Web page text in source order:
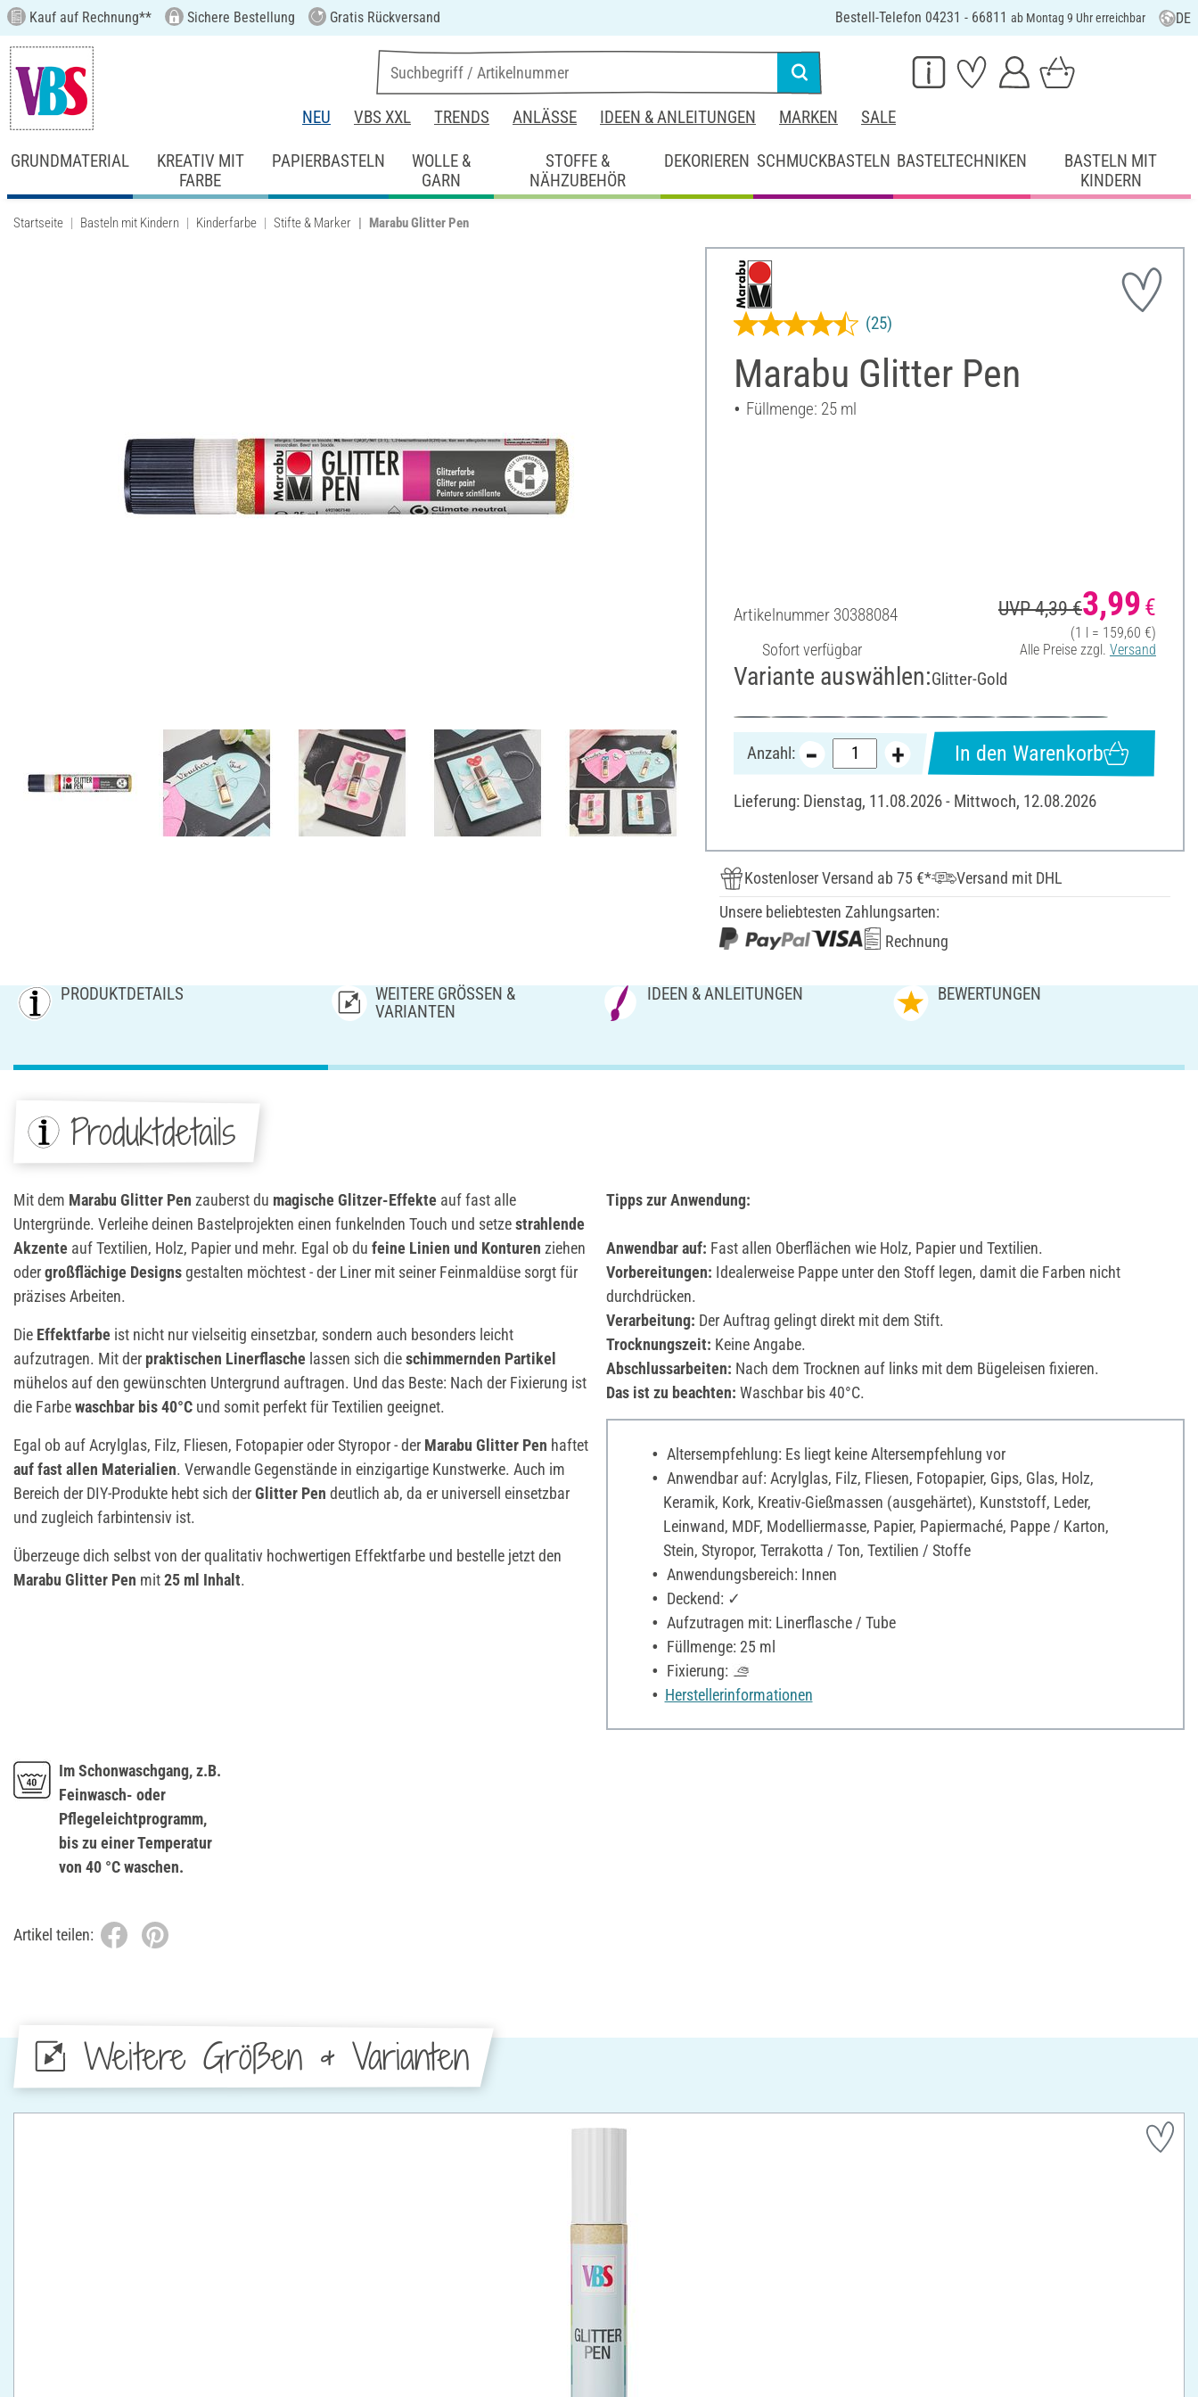
Kauf auf Rechnung** Sichere Bestellung Gratis Rückversand Bestell-Telefon 04231 - 66811 ab Montag 9 Uhr erreichbar DE
NEU VBS XXL TRENDS ANLÄSSE IDEEN & ANLEITUNGEN MARKEN SALE
GRUNDMATERIAL
KREATIV MIT
FARBE
PAPIERBASTELN
WOLLE &
GARN
STOFFE &
NÄHZUBEHÖR
DEKORIEREN SCHMUCKBASTELN BASTELTECHNIKEN
BASTELN MIT
KINDERN
Startseite Basteln mit Kindern Kinderfarbe Stifte & Marker Marabu Glitter Pen
Marabu Glitter Pen
(25)
Füllmenge: 25 ml
Artikelnummer 30388084
Sofort verfügbar
UVP 4,39 €3,99 €
(1 l = 159,60 €)
Alle Preise zzgl. Versand
Variante auswählen:Glitter-Gold
Anzahl: In den Warenkorb
Lieferung: Dienstag, 11.08.2026 - Mittwoch, 12.08.2026
Kostenloser Versand ab 75 €*
Versand mit DHL
Unsere beliebtesten Zahlungsarten:
Rechnung
PRODUKTDETAILS
WEITERE GRÖSSEN & V
ARIANTEN
IDEEN & ANLEITUNGEN BEWERTUNGEN
Produktdetails
Mit dem Marabu Glitter Pen zauberst du magische Glitzer-Effekte auf fast alle
Untergründe. Verleihe deinen Bastelprojekten einen funkelnden Touch und setzestrahlende
Akzente auf Textilien, Holz, Papier und mehr. Egal ob du feine Linien und Konturen ziehen
odergroßflächige Designsgestalten möchtest - der Liner mit seiner Feinmaldüse sorgt für
präzises Arbeiten.
Die Effektfarbe ist nicht nur vielseitig einsetzbar, sondern auch besonders leicht
aufzutragen. Mit der praktischen Linerflasche lassen sich dieschimmernden Partikel
mühelos auf den gewünschten Untergrund auftragen. Und das Beste: Nach der Fixierung ist
die Farbewaschbar bis 40°C und somit perfekt für Textilien geeignet.
Egal ob auf Acrylglas, Filz, Fliesen, Fotopapier oder Styropor - der Marabu Glitter Pen haftet
auf fast allen Materialien. Verwandle Gegenstände in einzigartige Kunstwerke. Auch im
Bereich der DIY-Produkte hebt sich derGlitter Pen deutlich ab, da er universell einsetzbar
und zugleich farbintensiv ist.
Überzeuge dich selbst von der qualitativ hochwertigen Effektfarbe und bestelle jetzt den
Marabu Glitter Pen mit25 ml Inhalt.
Tipps zur Anwendung:
Anwendbar auf: Fast allen Oberflächen wie Holz, Papier und Textilien.
Vorbereitungen: Idealerweise Pappe unter den Stoff legen, damit die Farben nicht
durchdrücken.
Verarbeitung: Der Auftrag gelingt direkt mit dem Stift.
Trocknungszeit: Keine Angabe.
Abschlussarbeiten: Nach dem Trocknen auf links mit dem Bügeleisen fixieren.
Das ist zu beachten: Waschbar bis 40°C.
Altersempfehlung: Es liegt keine Altersempfehlung vor
Anwendbar auf: Acrylglas, Filz, Fliesen, Fotopapier, Gips, Glas, Holz,
Keramik, Kork, Kreativ-Gießmassen (ausgehärtet), Kunststoff, Leder,
Leinwand, MDF, Modelliermasse, Papier, Papiermaché, Pappe / Karton,
Stein, Styropor, Terrakotta / Ton, Textilien / Stoffe
Anwendungsbereich: Innen
Deckend: ✓
Aufzutragen mit: Linerflasche / Tube
Füllmenge: 25 ml
Fixierung:
Herstellerinformationen
Im Schonwaschgang, z.B.
Feinwasch- oder
Pflegeleichtprogramm,
bis zu einer Temperatur
von 40 °C waschen.
Artikel teilen:
Weitere Größen & Varianten